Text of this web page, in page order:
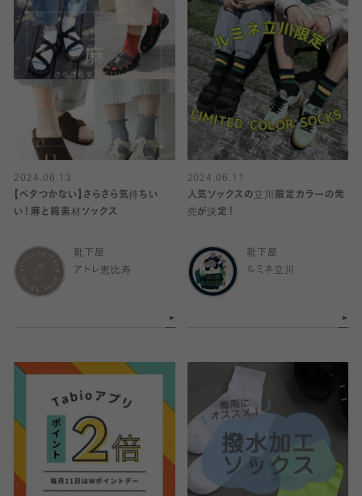
2024.06.13
【ベタつかない】さらさら気持ちい
い！麻と綿素材ソックス
靴下屋
アトレ恵比寿
2024.06.11
人気ソックスの立川限定カラーの発
売が決定！
靴下屋
ルミネ立川